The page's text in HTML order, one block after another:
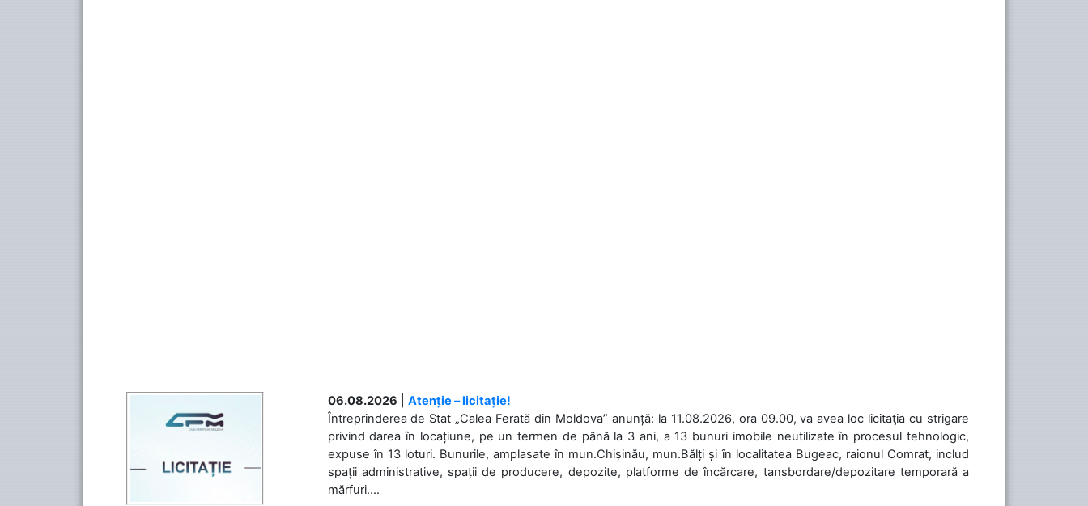
06.08.2026
Atenție – licitație!
Întreprinderea de Stat „Calea Ferată din Moldova” anunță: la 11.08.2026, ora 09.00, va avea loc licitaţia cu strigare
privind darea în locațiune, pe un termen de până la 3 ani, a 13 bunuri imobile neutilizate în procesul tehnologic,
expuse în 13 loturi. Bunurile, amplasate în mun.Chișinău, mun.Bălți și în localitatea Bugeac, raionul Comrat, includ
spații administrative, spații de producere, depozite, platforme de încărcare, tansbordare/depozitare temporară a
mărfuri....